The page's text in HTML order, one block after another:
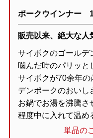
ポークウインナー
販売以来、絶大な人
サイボクのゴールデ
噛んだ時のパリッと
サイボクが70余年
デンポークのおいし
お鍋でお湯を沸騰さ
程度中に入れて温め
単品の